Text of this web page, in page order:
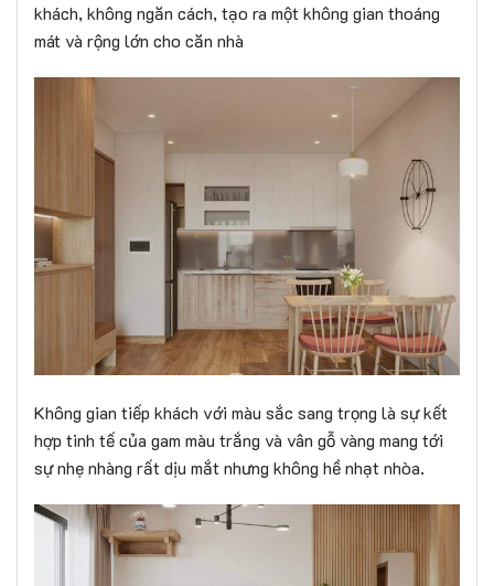
khách, không ngăn cách, tạo ra một không gian thoáng
mát và rộng lớn cho căn nhà
Không gian tiếp khách với màu sắc sang trọng là sự kết
hợp tinh tế của gam màu trắng và vân gỗ vàng mang tới
sự nhẹ nhàng rất dịu mắt nhưng không hề nhạt nhòa.